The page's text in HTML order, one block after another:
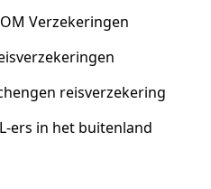
Verzekeringen
reisverzekering
ers in het buitenland